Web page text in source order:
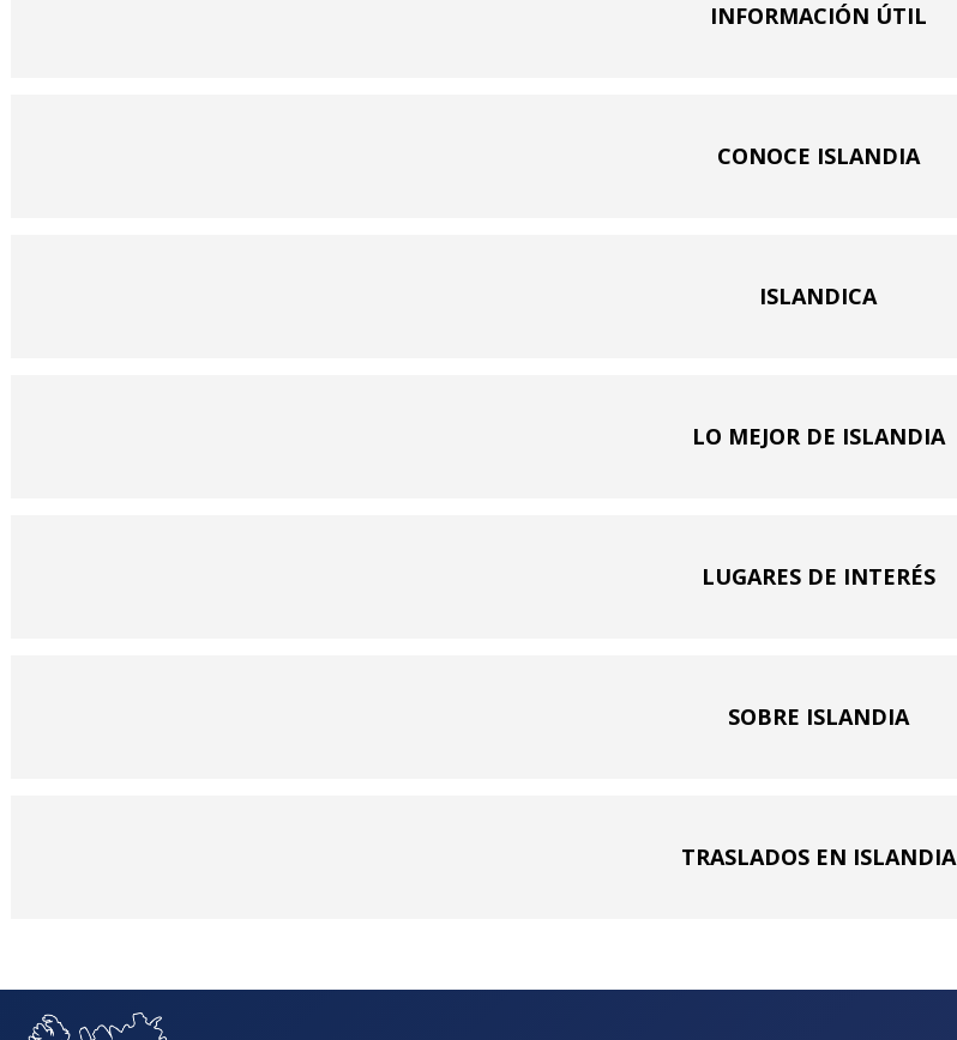
INFORMACIÓN ÚTIL
CONOCE ISLANDIA
ISLANDICA
LO MEJOR DE ISLANDIA
LUGARES DE INTERÉS
SOBRE ISLANDIA
TRASLADOS EN ISLANDIA